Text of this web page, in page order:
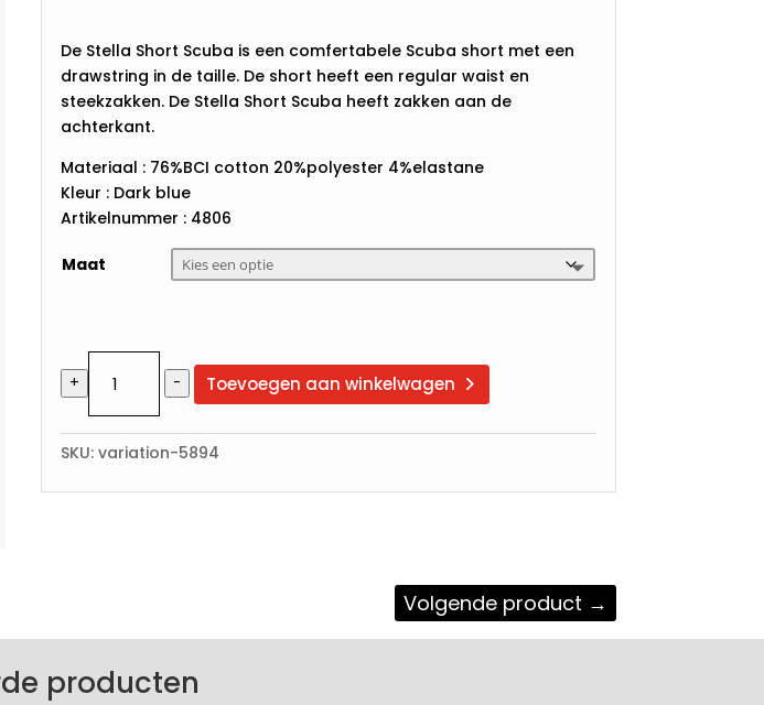
De Stella Short Scuba is een comfertabele Scuba short met een
drawstring in de taille. De short heeft een regular waist en
steekzakken. De Stella Short Scuba heeft zakken aan de
achterkant.
Materiaal : 76%BCI cotton 20%polyester 4%elastane
Kleur : Dark blue
Artikelnummer : 4806
Maat
+
Button
-
Stella
short
aantal
- Toevoegen aan winkelwagen
SKU:variation-5894
Volgende product →
producten